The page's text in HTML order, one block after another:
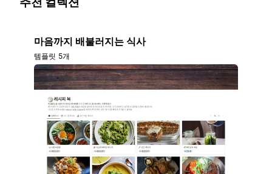
마음까지 배불러지는 식사
템플릿 5개